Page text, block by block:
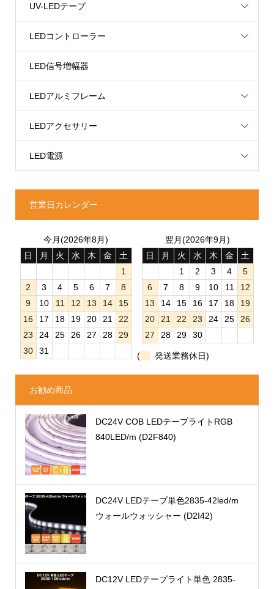
UV-LEDテープ
LEDコントローラー
LED信号増幅器
LEDアルミフレーム
LEDアクセサリー
LED電源
営業日カレンダー
今月(2026年8月)
日
月 火 水 木 金
土
1
2
3 4 5 6 7
8
9
10 11 12 13 14
15
16
17 18 19 20 21
22
23
24 25 26 27 28
29
30
31
翌月(2026年9月)
日
月 火 水 木 金
土
1
2 3 4
5
6
7 8 9 10 11
12
13
14 15 16 17 18
19
20
21 22 23 24 25
26
27
28 29 30
( 発送業務休日)
お勧め商品
DC24V COB LEDテープライトRGB
840LED/m (D2F840)
DC24V LEDテープ単色2835-42led/m
ウォールウォッシャー (D2I42)
DC12V LEDテープライト単色 2835-